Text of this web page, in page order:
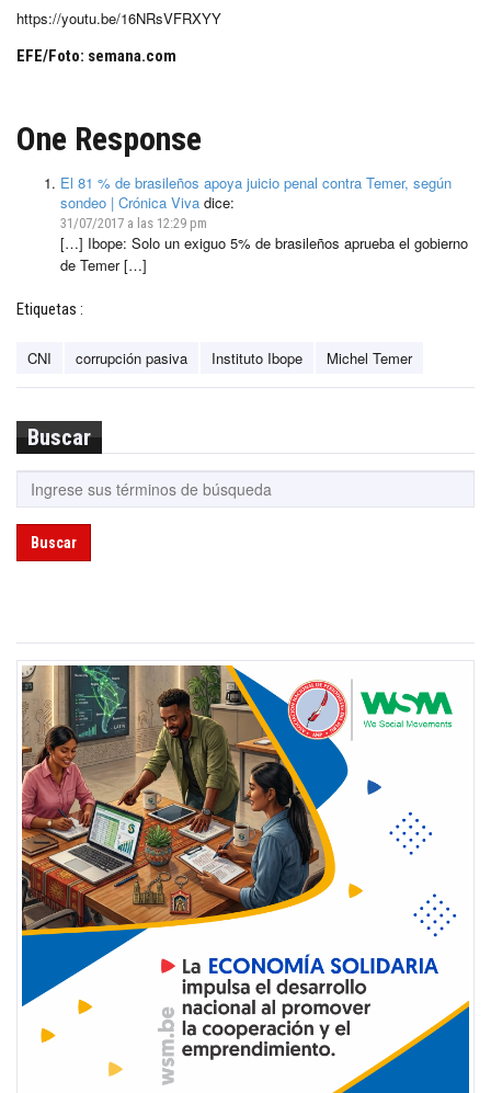
https://youtu.be/16NRsVFRXYY
EFE/Foto: semana.com
One Response
El 81 % de brasileños apoya juicio penal contra Temer, según
sondeo | Crónica Viva dice:
31/07/2017 a las 12:29 pm
[…] Ibope: Solo un exiguo 5% de brasileños aprueba el gobierno
de Temer […]
Etiquetas :
CNI corrupción pasiva Instituto Ibope Michel Temer
Buscar
Buscar